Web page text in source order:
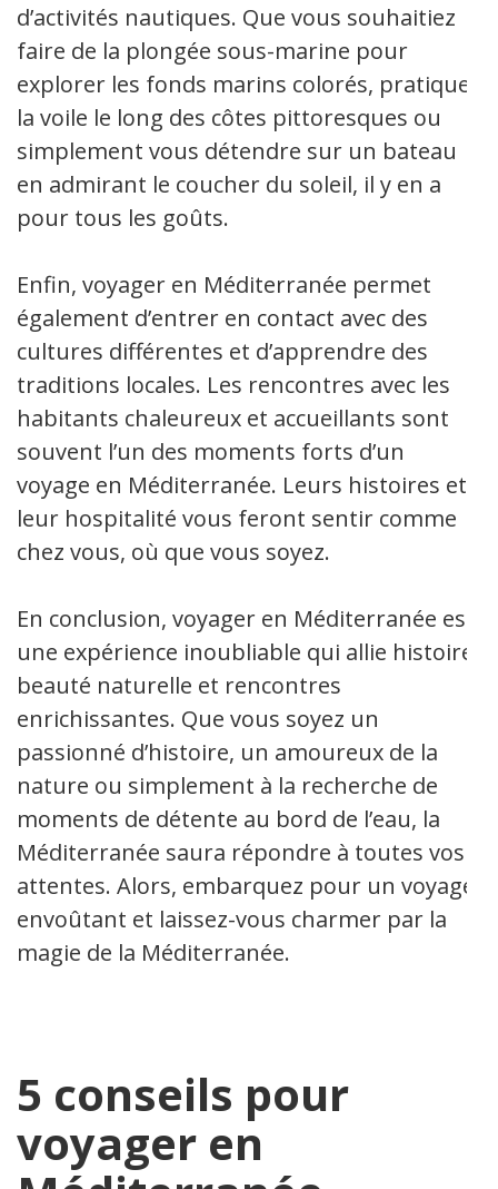
d’activités nautiques. Que vous souhaitiez
faire de la plongée sous-marine pour
explorer les fonds marins colorés, pratiquer
la voile le long des côtes pittoresques ou
simplement vous détendre sur un bateau
en admirant le coucher du soleil, il y en a
pour tous les goûts.
Enfin, voyager en Méditerranée permet
également d’entrer en contact avec des
cultures différentes et d’apprendre des
traditions locales. Les rencontres avec les
habitants chaleureux et accueillants sont
souvent l’un des moments forts d’un
voyage en Méditerranée. Leurs histoires et
leur hospitalité vous feront sentir comme
chez vous, où que vous soyez.
En conclusion, voyager en Méditerranée est
une expérience inoubliable qui allie histoire,
beauté naturelle et rencontres
enrichissantes. Que vous soyez un
passionné d’histoire, un amoureux de la
nature ou simplement à la recherche de
moments de détente au bord de l’eau, la
Méditerranée saura répondre à toutes vos
attentes. Alors, embarquez pour un voyage
envoûtant et laissez-vous charmer par la
magie de la Méditerranée.
5 conseils pour
voyager en